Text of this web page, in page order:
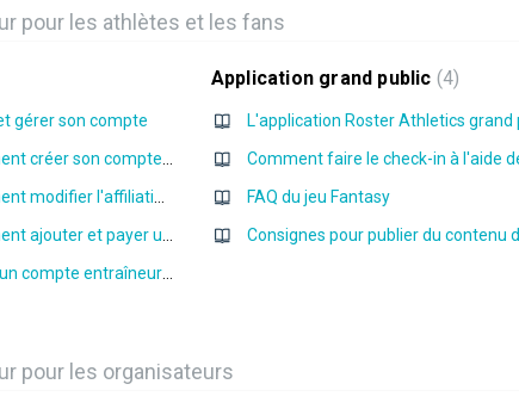
pour les athlètes et les fans
gérer son compte
Application grand public 4
FAQ du jeu Fantasy
pour les organisateurs